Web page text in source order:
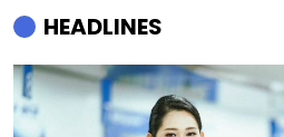
HEADLINES